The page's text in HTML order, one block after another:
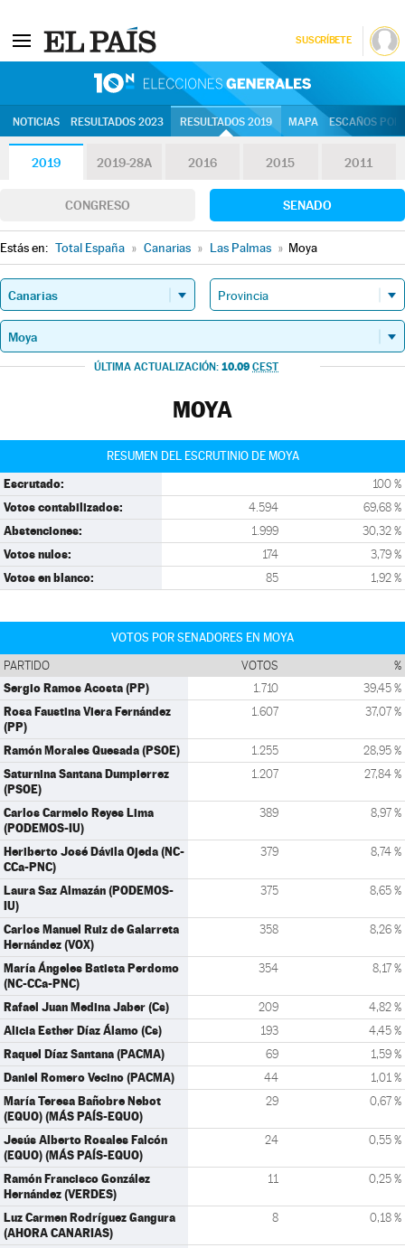
SUSCRÍBETE
NOTICIAS RESULTADOS 2023 RESULTADOS 2019 MAPA ESCAÑOS
2019 2019-28A 2016 2015 2011
CONGRESO SENADO
Estás en: Total España » Canarias » Las Palmas » Moya
ÚLTIMA ACTUALIZACIÓN: 10.09 CEST
MOYA
RESUMEN DEL ESCRUTINIO DE MOYA
Escrutado: 100 %
Votos contabilizados: 4.594 69,68 %
Abstenciones: 1.999 30,32 %
Votos nulos: 174 3,79 %
Votos en blanco: 85 1,92 %
VOTOS POR SENADORES EN MOYA
PARTIDO VOTOS %
Sergio Ramos Acosta (PP) 1.710 39,45 %
Rosa Faustina Viera Fernández
(PP)
1.607 37,07 %
Ramón Morales Quesada (PSOE) 1.255 28,95 %
Saturnina Santana Dumpierrez
(PSOE)
1.207 27,84 %
Carlos Carmelo Reyes Lima
(PODEMOS-IU)
389 8,97 %
Heriberto José Dávila Ojeda (NC-
CCa-PNC)
379 8,74 %
Laura Saz Almazán (PODEMOS-
IU)
375 8,65 %
Carlos Manuel Ruiz de Galarreta
Hernández (VOX)
358 8,26 %
María Ángeles Batista Perdomo
(NC-CCa-PNC)
354 8,17 %
Rafael Juan Medina Jaber (Cs) 209 4,82 %
Alicia Esther Díaz Álamo (Cs) 193 4,45 %
Raquel Díaz Santana (PACMA) 69 1,59 %
Daniel Romero Vecino (PACMA) 44 1,01 %
María Teresa Bañobre Nebot
(EQUO) (MÁS PAÍS-EQUO)
29 0,67 %
Jesús Alberto Rosales Falcón
(EQUO) (MÁS PAÍS-EQUO)
24 0,55 %
Ramón Francisco González
Hernández (VERDES)
11 0,25 %
Luz Carmen Rodríguez Gangura
(AHORA CANARIAS)
8 0,18 %